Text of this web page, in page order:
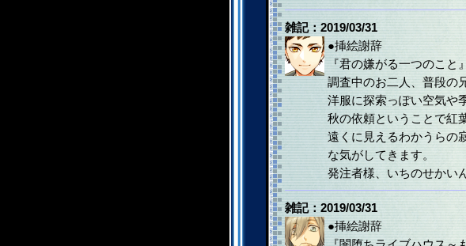
雑記：2019/03/31
●挿絵謝辞
『君の嫌がる一つのこと
調査中のお二人、普段の
洋服に探索っぽい空気や
秋の依頼ということで紅
遠くに見えるわかうらの
な気がしてきます。
発注者様、いちのせかい
雑記：2019/03/31
●挿絵謝辞